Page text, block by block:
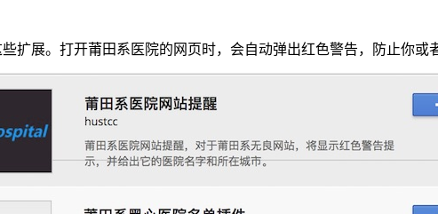
扩展。打开莆田系医院的网页时，会自动弹出红色警告，防止你或